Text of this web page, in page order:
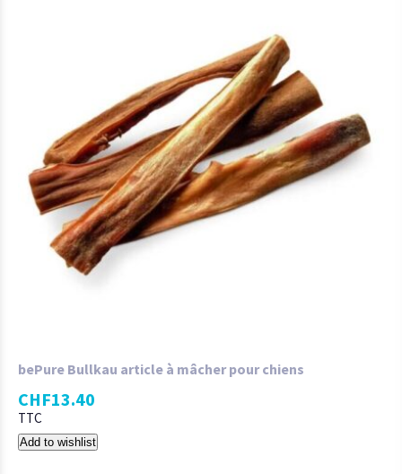
bePure Bullkau article à mâcher pour chiens
CHF13.40
TTC
Add to wishlist